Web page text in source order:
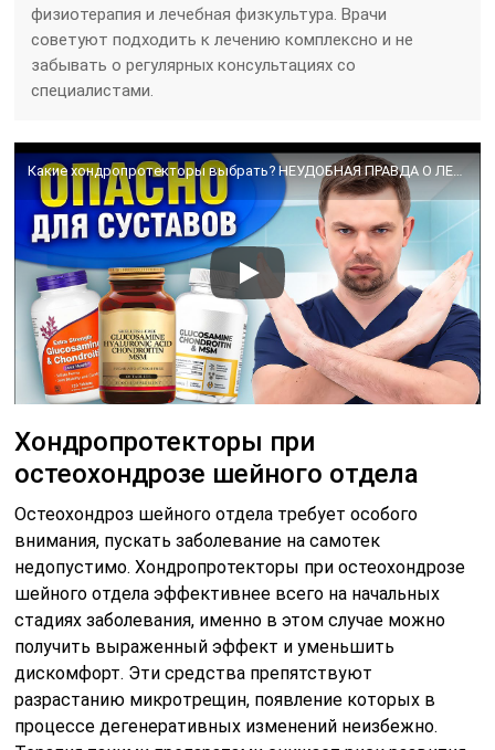
физиотерапия и лечебная физкультура. Врачи
советуют подходить к лечению комплексно и не
забывать о регулярных консультациях со
специалистами.
Какие хондропротекторы выбрать? НЕУДОБНАЯ ПРАВДА О ЛЕЧЕНИИ СУСТАВОВ
Хондропротекторы при
остеохондрозе шейного отдела
Остеохондроз шейного отдела требует особого
внимания, пускать заболевание на самотек
недопустимо. Хондропротекторы при остеохондрозе
шейного отдела эффективнее всего на начальных
стадиях заболевания, именно в этом случае можно
получить выраженный эффект и уменьшить
дискомфорт. Эти средства препятствуют
разрастанию микротрещин, появление которых в
процессе дегенеративных изменений неизбежно.